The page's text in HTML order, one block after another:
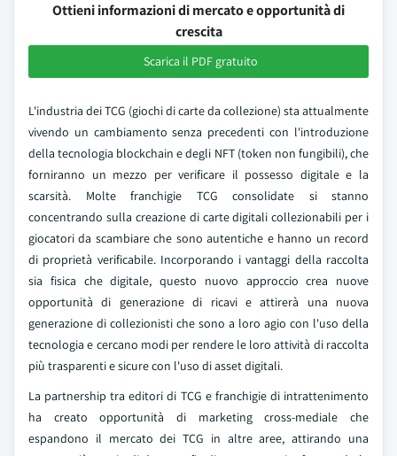
Ottieni informazioni di mercato e opportunità di
crescita
Scarica il PDF gratuito
L'industria dei TCG (giochi di carte da collezione) sta attualmente
vivendo un cambiamento senza precedenti con l'introduzione
della tecnologia blockchain e degli NFT (token non fungibili), che
forniranno un mezzo per verificare il possesso digitale e la
scarsità. Molte franchigie TCG consolidate si stanno
concentrando sulla creazione di carte digitali collezionabili per i
giocatori da scambiare che sono autentiche e hanno un record
di proprietà verificabile. Incorporando i vantaggi della raccolta
sia fisica che digitale, questo nuovo approccio crea nuove
opportunità di generazione di ricavi e attirerà una nuova
generazione di collezionisti che sono a loro agio con l'uso della
tecnologia e cercano modi per rendere le loro attività di raccolta
più trasparenti e sicure con l'uso di asset digitali.
La partnership tra editori di TCG e franchigie di intrattenimento
ha creato opportunità di marketing cross-mediale che
espandono il mercato dei TCG in altre aree, attirando una